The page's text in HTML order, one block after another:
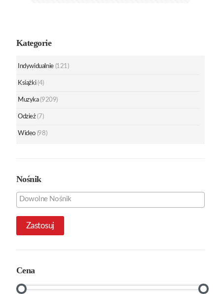
Kategorie
Indywidualnie (121)
Książki (4)
Muzyka (9209)
Odzież (7)
Wideo (98)
Nośnik
Zastosuj
Cena